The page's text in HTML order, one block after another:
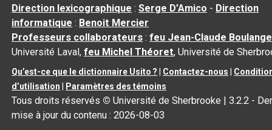
Direction lexicographique :Serge D’Amico - Direction
informatique : Benoit Mercier
Professeurs collaborateurs :feu Jean-Claude
Université Laval,feu Michel Théoret, Université de
Qu’est-ce que le dictionnaire Usito ? Contactez-nous
d’utilisation
Paramètres des témoins
Tous droits réservés © Université de Sherbrooke |3.2.2 -
mise à jour du contenu :2026-08-03